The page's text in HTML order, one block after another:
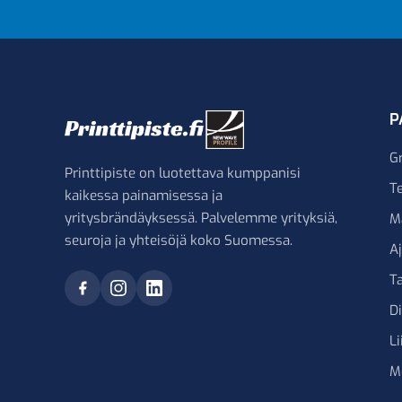
Printtipiste on luotettava kumppanisi
kaikessa painamisessa ja
yritysbrändäyksessä. Palvelemme yrityksiä,
seuroja ja yhteisöjä koko Suomessa.